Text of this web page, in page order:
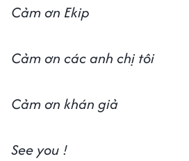
Cảm ơn Ekip
Cảm ơn các anh chị tôi
Cảm ơn khán giả
See you !